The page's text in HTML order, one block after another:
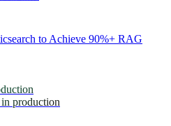
to Achieve 90%+ RAG
production